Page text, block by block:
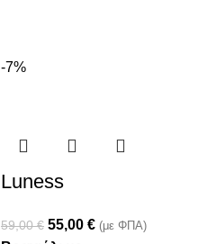
-7%
Luness
59,00€ 55,00 € (με ΦΠΑ)